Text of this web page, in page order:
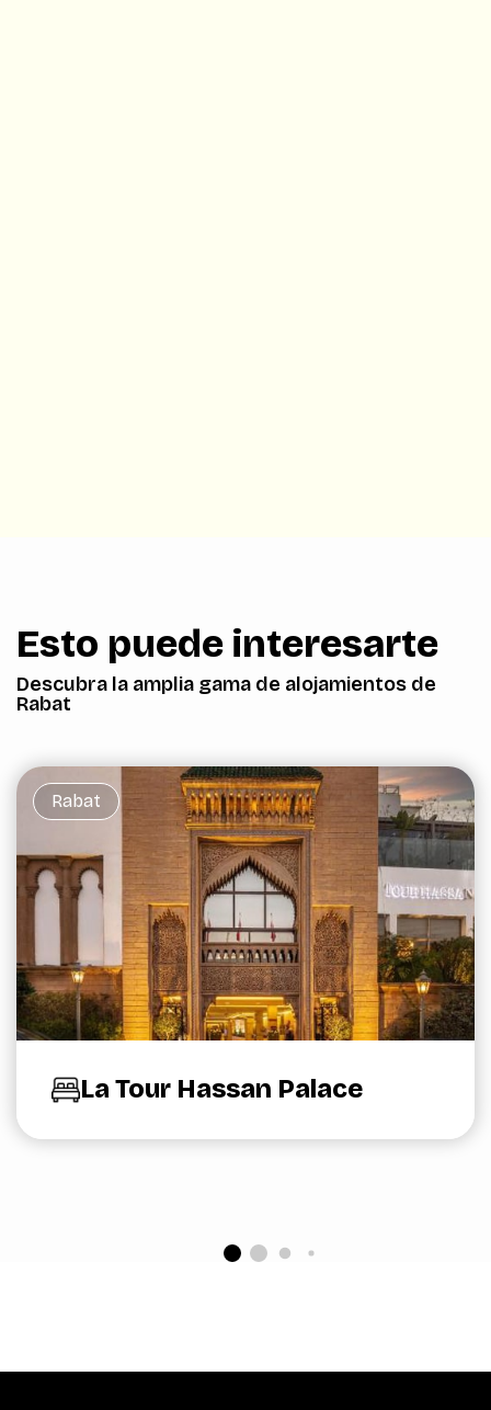
Esto puede interesarte
Descubra la amplia gama de alojamientos de
Rabat
Rabat
La Tour Hassan Palace